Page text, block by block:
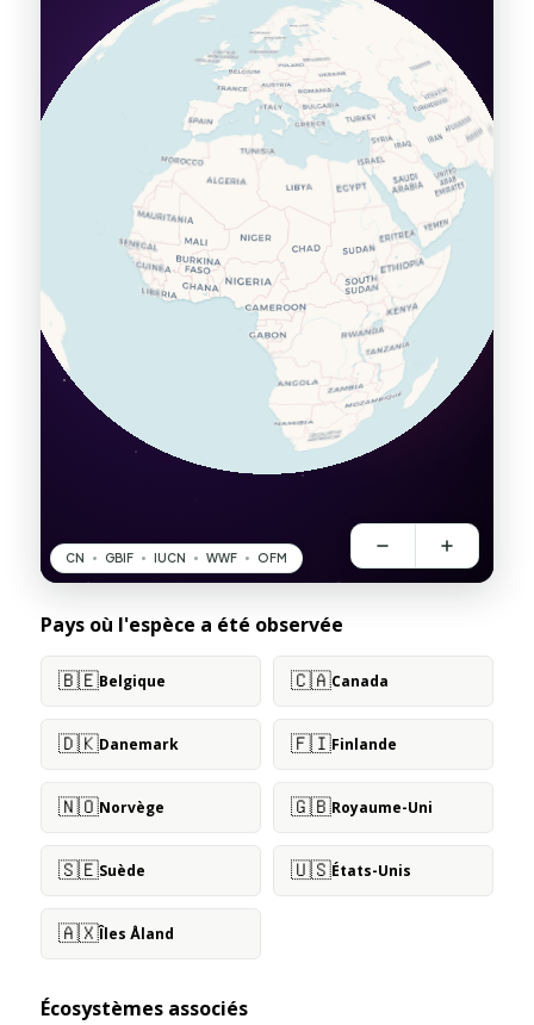
Pays où l'espèce a été observée
🇧🇪Belgique 🇨🇦Canada
🇩🇰Danemark 🇫🇮Finlande
🇳🇴Norvège 🇬🇧Royaume-Uni
🇸🇪Suède 🇺🇸États-Unis
🇦🇽Îles Åland
Écosystèmes associés